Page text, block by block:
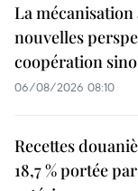
La
nouvelles
coopération
06/08/2026 08:10
Recettes
18,7 % portée